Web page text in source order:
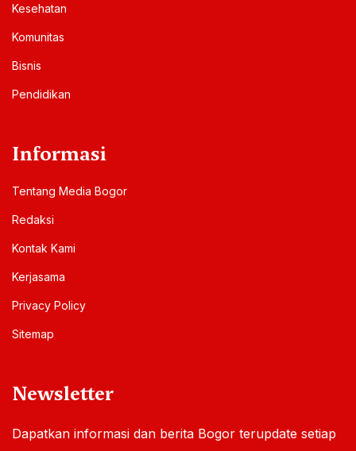
Kesehatan
Komunitas
Bisnis
Pendidikan
Informasi
Tentang Media Bogor
Redaksi
Kontak Kami
Kerjasama
Privacy Policy
Sitemap
Newsletter
Dapatkan informasi dan berita Bogor terupdate setiap